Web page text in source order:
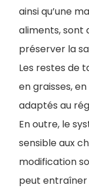
ainsi qu’une
aliments, sont
préserver la
Les restes de
en graisses,
adaptés au
En outre, le
sensible aux
modification
peut entraîner